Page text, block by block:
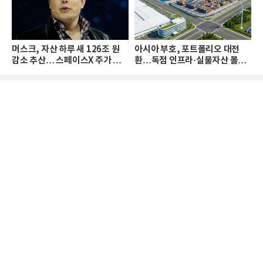
머스크, 자산 하루 새 126조 원
감소 추산… 스페이스X 주가 하
아시아 부호, 포트폴리오 대전
환…독점 인프라·실물자산 몰린